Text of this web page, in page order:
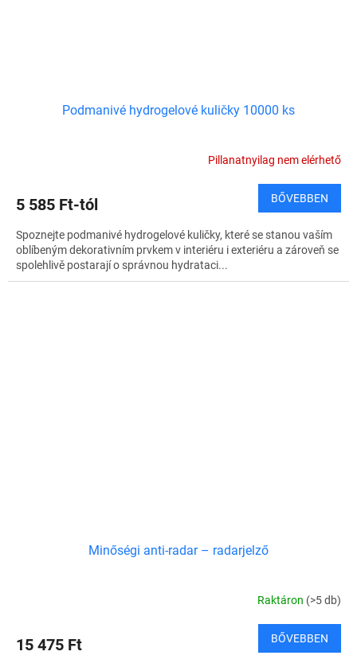
Podmanivé hydrogelové kuličky 10000 ks
Pillanatnyilag nem elérhető
5 585 Ft-tól BŐVEBBEN
Spoznejte podmanivé hydrogelové kuličky, které se stanou vaším
oblíbeným dekorativním prvkem v interiéru i exteriéru a zároveň se
spolehlivě postarají o správnou hydrataci...
Minőségi anti-radar – radarjelző
Raktáron (>5 db)
15 475 Ft BŐVEBBEN